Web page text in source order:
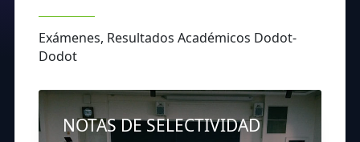
Exámenes, Resultados Académicos Dodot-
Dodot
NOTAS DE SELECTIVIDAD